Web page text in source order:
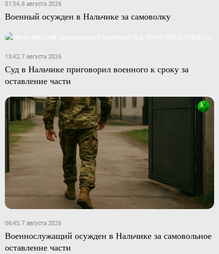
01:54, 8 августа 2026
Военный осужден в Нальчике за самоволку
13:42, 7 августа 2026
Суд в Нальчике приговорил военного к сроку за
оставление части
06:45, 7 августа 2026
Военнослужащий осужден в Нальчике за самовольное
оставление части